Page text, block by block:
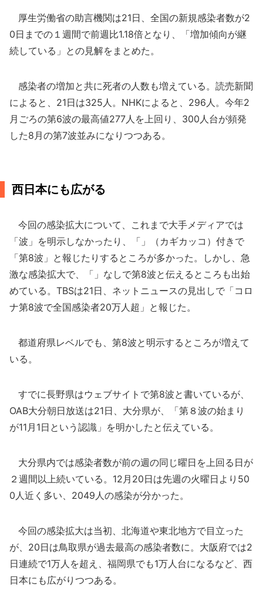
厚生労働省の助言機関は21日、全国の新規感染者数が2
0日までの１週間で前週比1.18倍となり、「増加傾向が継
続している」との見解をまとめた。
感染者の増加と共に死者の人数も増えている。読売新聞
によると、21日は325人。NHKによると、296人。今年2
月ごろの第6波の最高値277人を上回り、300人台が頻発
した8月の第7波並みになりつつある。
西日本にも広がる
今回の感染拡大について、これまで大手メディアでは
「波」を明示しなかったり、「」（カギカッコ）付きで
「第8波」と報じたりするところが多かった。しかし、急
激な感染拡大で、「」なしで第8波と伝えるところも出始
めている。TBSは21日、ネットニュースの見出しで「コロ
ナ第8波で全国感染者20万人超」と報じた。
都道府県レベルでも、第8波と明示するところが増えて
いる。
すでに長野県はウェブサイトで第8波と書いているが、
OAB大分朝日放送は21日、大分県が、「第８波の始まり
が11月1日という認識」を明かしたと伝えている。
大分県内では感染者数が前の週の同じ曜日を上回る日が
２週間以上続いている。12月20日は先週の火曜日より50
0人近く多い、2049人の感染が分かった。
今回の感染拡大は当初、北海道や東北地方で目立った
が、20日は鳥取県が過去最高の感染者数に。大阪府では2
日連続で1万人を超え、福岡県でも1万人台になるなど、西
日本にも広がりつつある。